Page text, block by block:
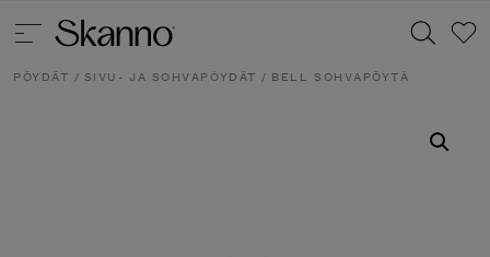
PÖYDÄT / SIVU- JA SOHVAPÖYDÄT / BELL SOHVAPÖYTÄ